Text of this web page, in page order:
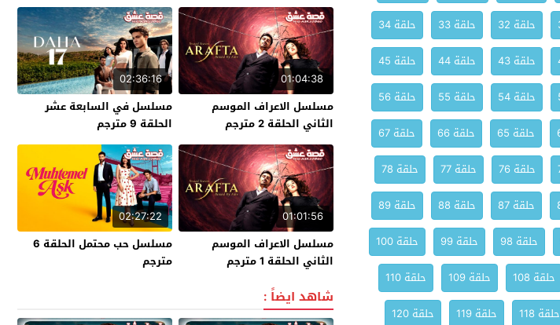
حلقة 32 حلقة 33
حلقة 34
حلقة 43 حلقة 44
حلقة 45
حلقة 54 حلقة 55
حلقة 56
حلقة 65 حلقة 66
حلقة 67
حلقة 76 حلقة 77
حلقة 78
حلقة 87 حلقة 88
حلقة 89
حلقة 98 حلقة 99
حلقة 100
حلقة 108 حلقة 109
حلقة 110
حلقة 118 حلقة 119
حلقة 120
01:04:38
مسلسل الاعراف الموسم
الثاني الحلقة 2 مترجم
02:36:16
مسلسل في السابعة عشر
الحلقة 9 مترجم
01:01:56
مسلسل الاعراف الموسم
الثاني الحلقة 1 مترجم
02:27:22
مسلسل حب محتمل الحلقة 6
مترجم
شاهد ايضاً :